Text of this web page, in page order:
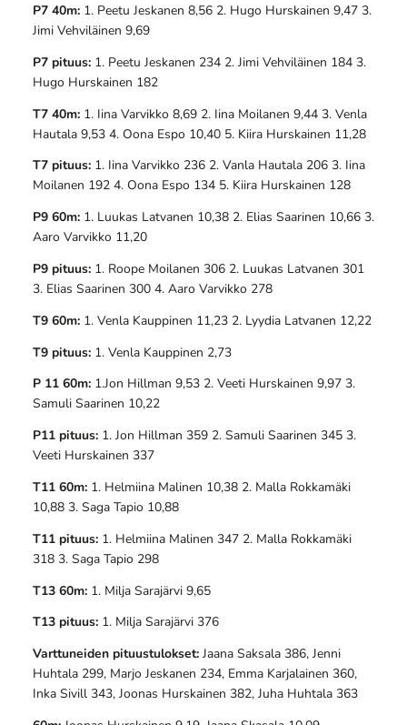
P7 40m: 1. Peetu Jeskanen 8,56 2. Hugo Hurskainen 9,47 3.
Jimi Vehviläinen 9,69
P7 pituus:1. Peetu Jeskanen 234 2. Jimi Vehviläinen 184 3.
Hugo Hurskainen 182
T7 40m:1. Iina Varvikko 8,69 2. Iina Moilanen 9,44 3. Venla
Hautala 9,53 4. Oona Espo 10,40 5. Kiira Hurskainen 11,28
T7 pituus:1. Iina Varvikko 236 2. Vanla Hautala 206 3. Iina
Moilanen 192 4. Oona Espo 134 5. Kiira Hurskainen 128
P9 60m:1. Luukas Latvanen 10,38 2. Elias Saarinen 10,66 3.
Aaro Varvikko 11,20
P9 pituus:1. Roope Moilanen 306 2. Luukas Latvanen 301
3. Elias Saarinen 300 4. Aaro Varvikko 278
T9 60m:1. Venla Kauppinen 11,23 2. Lyydia Latvanen 12,22
T9 pituus:1. Venla Kauppinen 2,73
P 11 60m:1.Jon Hillman 9,53 2. Veeti Hurskainen 9,97 3.
Samuli Saarinen 10,22
P11 pituus:1. Jon Hillman 359 2. Samuli Saarinen 345 3.
Veeti Hurskainen 337
T11 60m:1. Helmiina Malinen 10,38 2. Malla Rokkamäki
10,88 3. Saga Tapio 10,88
T11 pituus:1. Helmiina Malinen 347 2. Malla Rokkamäki
318 3. Saga Tapio 298
T13 60m:1. Milja Sarajärvi 9,65
T13 pituus:1. Milja Sarajärvi 376
Varttuneiden pituustulokset:Jaana Saksala 386, Jenni
Huhtala 299, Marjo Jeskanen 234, Emma Karjalainen 360,
Inka Sivill 343, Joonas Hurskainen 382, Juha Huhtala 363